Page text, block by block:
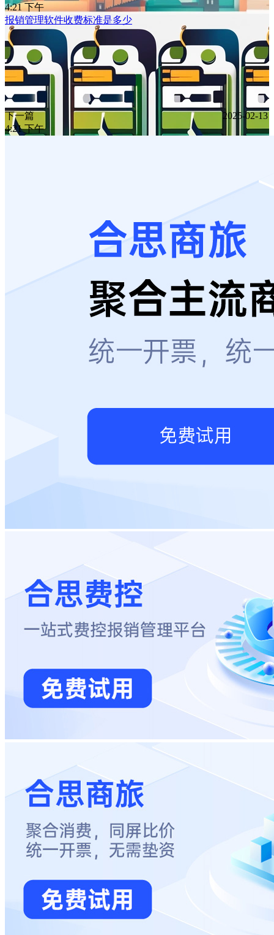
4:21 下午
报销管理软件收费标准是多少
下一篇
2025-02-13
4:21 下午